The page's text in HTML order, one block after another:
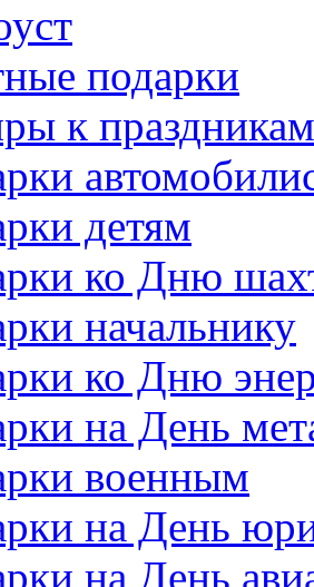
подарки
к праздникам
детям
ко Дню
начальнику
ко Дню
на День
военным
на День
на День